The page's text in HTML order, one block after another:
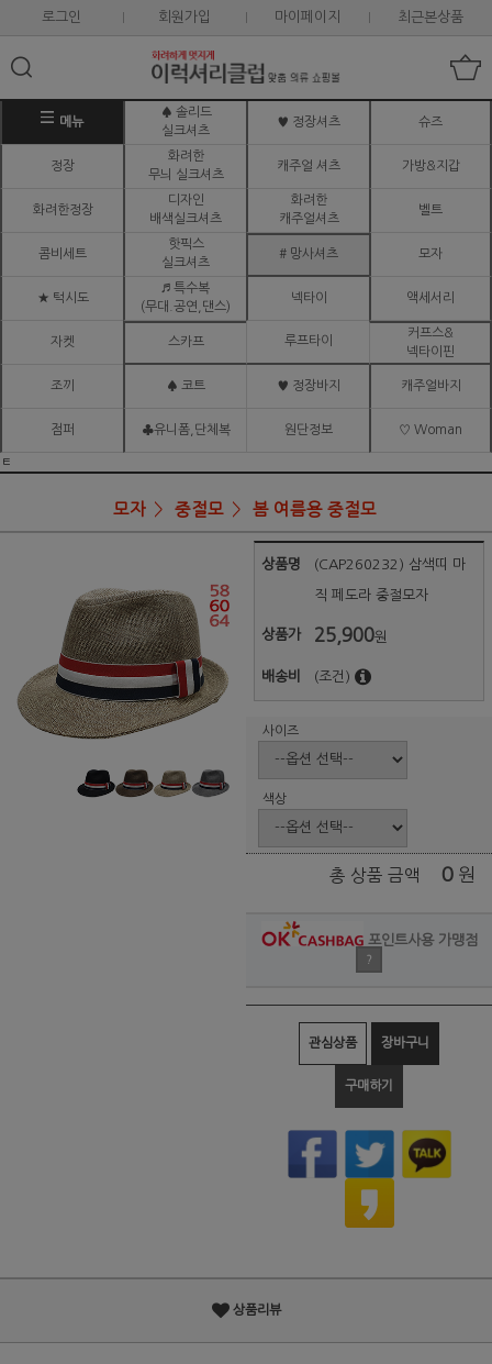
로그인 회원가입 마이페이지 최근본상품
메뉴
♠ 솔리드
실크셔츠
♥ 정장셔츠 슈즈
정장
화려한
무늬 실크셔츠
캐주얼 셔츠 가방&지갑
화려한정장
디자인
배색실크셔츠
화려한
캐주얼셔츠
벨트
콤비세트
핫픽스
실크셔츠
# 망사셔츠 모자
★ 턱시도
♬ 특수복
(무대.공연,댄스)
넥타이 액세서리
자켓 스카프 루프타이
커프스&
넥타이핀
조끼 ♠ 코트 ♥ 정장바지 캐주얼바지
점퍼 ♣유니폼,단체복 원단정보 ♡ Woman
ㅌ
모자 중절모 봄 여름용 중절모
상품명 (CAP260232) 삼색띠 마
직 페도라 중절모자
상품가 25,900원
배송비 (조건)
사이즈
색상
총 상품 금액 0 원
포인트사용 가맹점
?
관심상품 장바구니
구매하기
상품리뷰